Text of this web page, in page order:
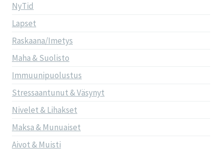
NyTid
Lapset
Raskaana/Imetys
Maha & Suolisto
Immuunipuolustus
Stressaantunut & Väsynyt
Nivelet & Lihakset
Maksa & Munuaiset
Aivot & Muisti